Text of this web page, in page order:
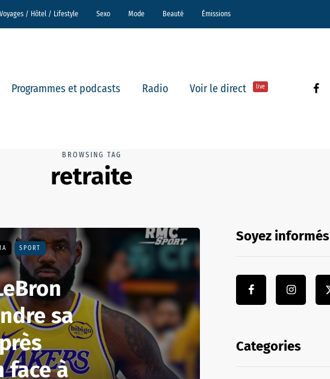
Voyages / Hôtel / Lifestyle Sexo Mode Beauté Émissions
Programmes et podcasts Radio Voir le direct live
BROWSING TAG
retraite
SPORT
sa
à
Soyez informés
Categories